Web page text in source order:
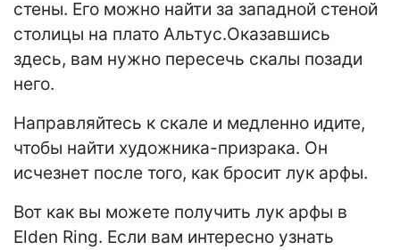
стены. Его можно найти за западной стеной
столицы на плато Альтус.Оказавшись
здесь, вам нужно пересечь скалы позади
него.
Направляйтесь к скале и медленно идите,
чтобы найти художника-призрака. Он
исчезнет после того, как бросит лук арфы.
Вот как вы можете получить лук арфы в
Elden Ring. Если вам интересно узнать